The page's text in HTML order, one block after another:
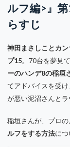
ルフ編>』
らすじ
神田まさしことカ
プ15。70台を夢見
ーのハンデ8の稲垣
てアドバイスを受
が悪い泥沼さんとラ
稲垣さんが、プロの
ルフをする方法に